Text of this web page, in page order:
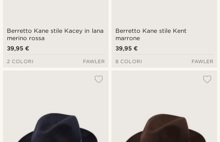
Berretto Kane stile Kacey in lana
merino rossa
39,95 €
2 COLORI FAWLER
Berretto Kane stile Kent
marrone
39,95 €
8 COLORI FAWLER